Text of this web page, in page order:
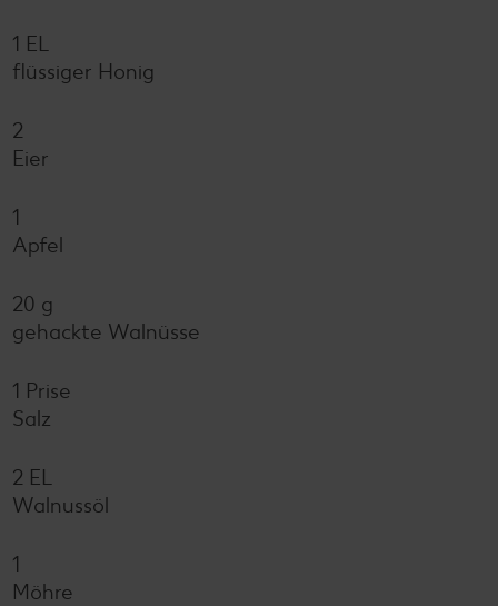
1 EL
flüssiger Honig
2
Eier
1
Apfel
20 g
gehackte Walnüsse
1 Prise
Salz
2 EL
Walnussöl
1
Möhre